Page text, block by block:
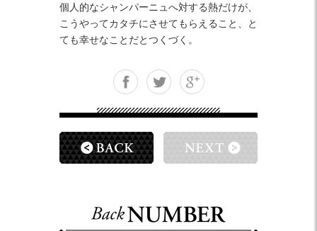
個人的なシャンパーニュへ対する熱だけが、
こうやってカタチにさせてもらえること、と
ても幸せなことだとつくづく。